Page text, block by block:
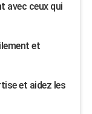
avec ceux qui
et
et aidez les